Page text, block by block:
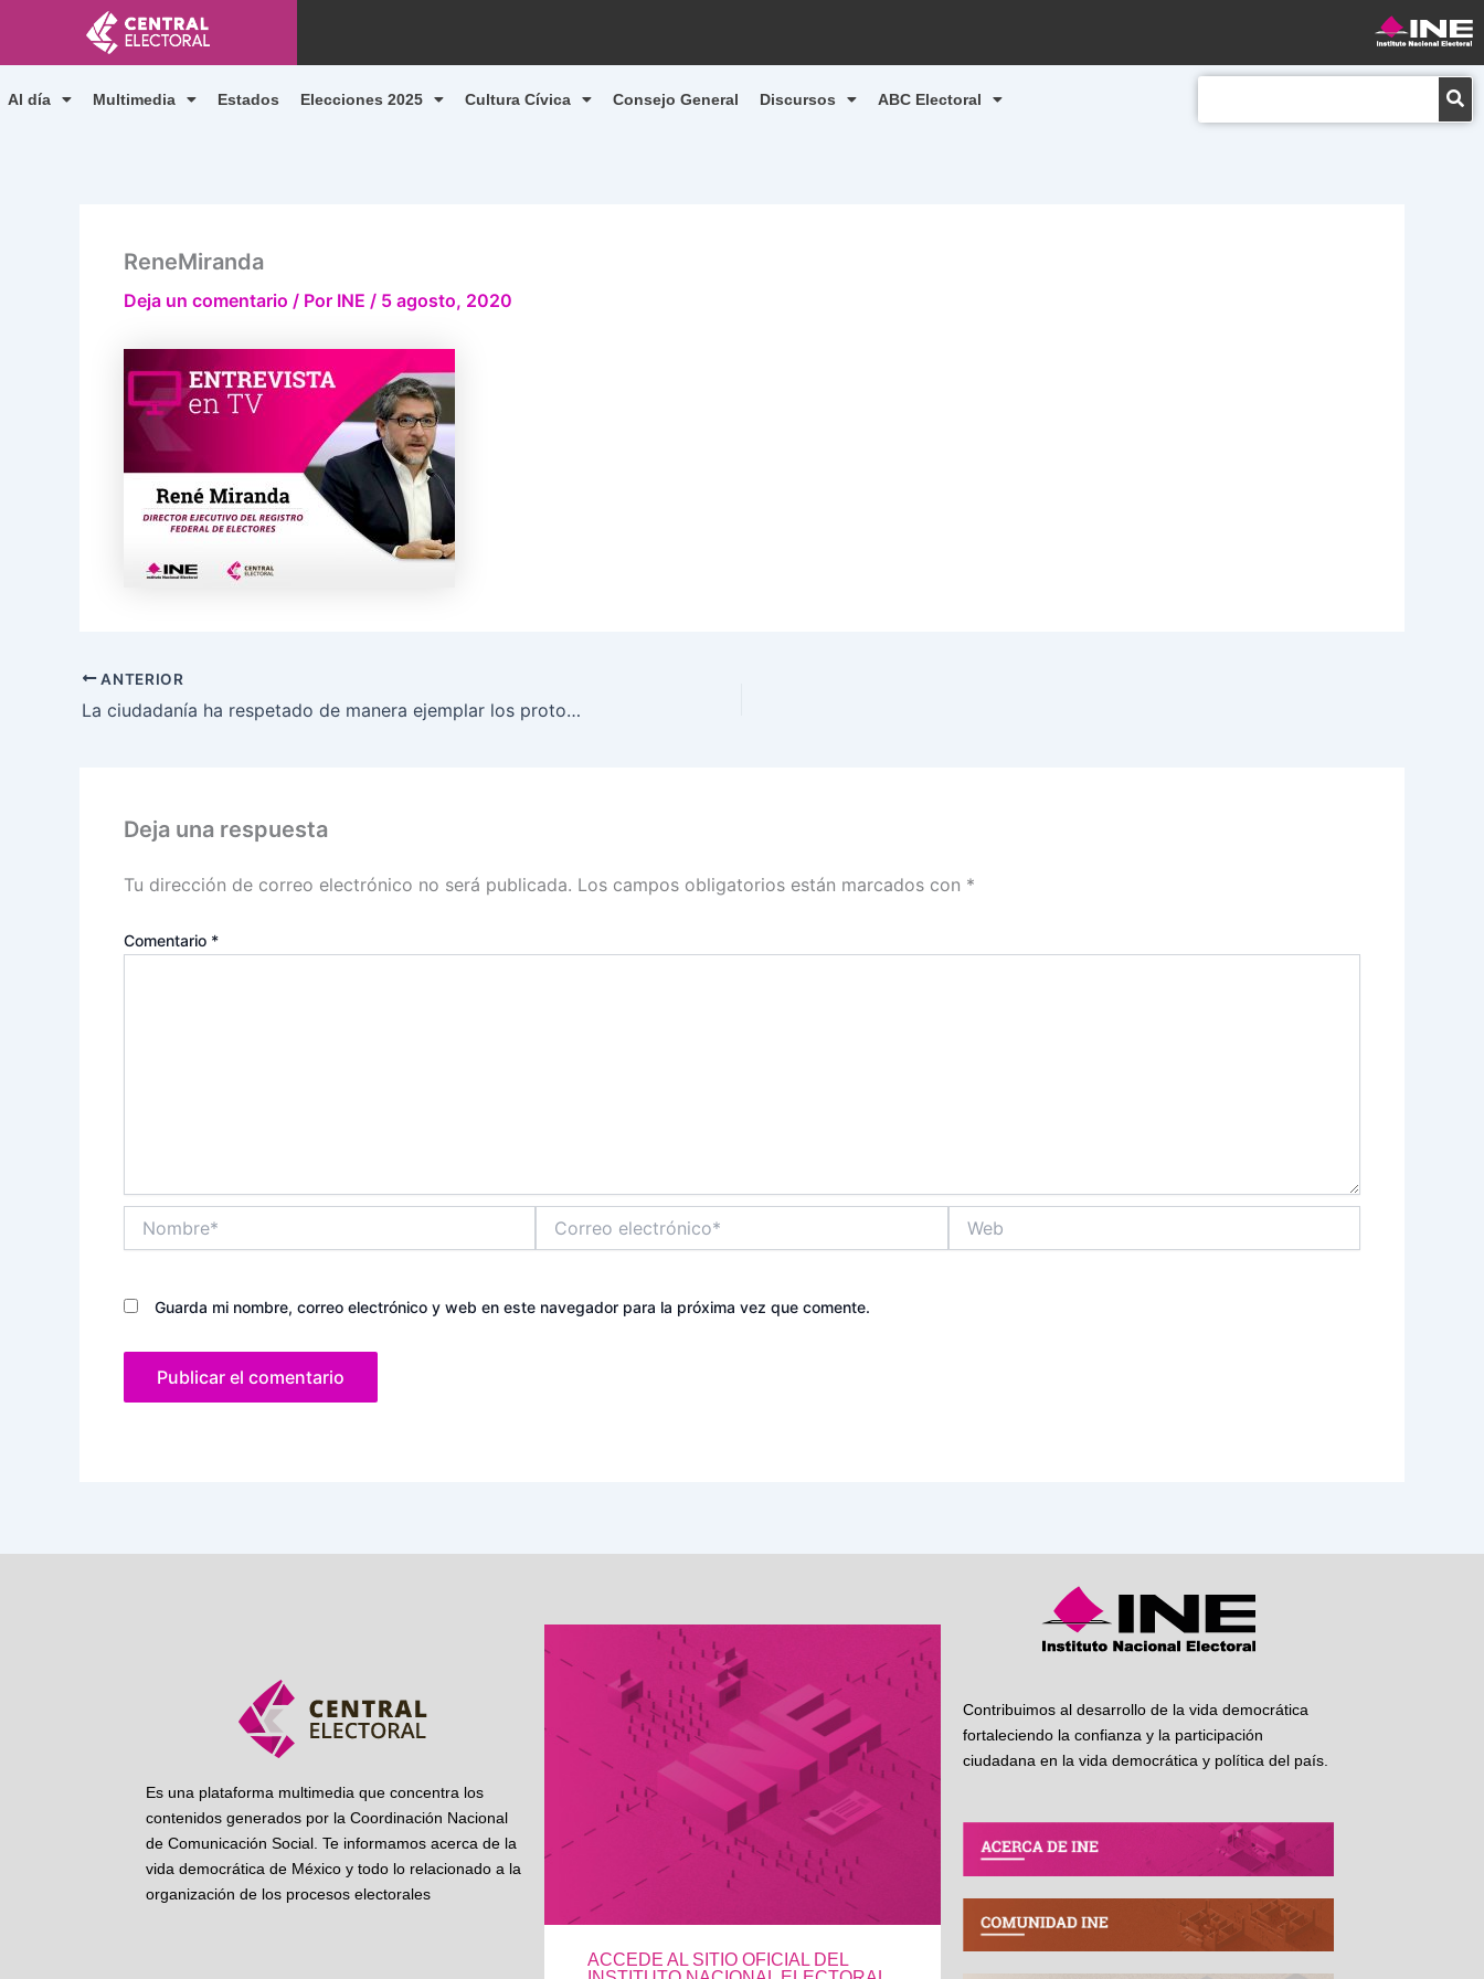
contenido
Al día Multimedia Estados Elecciones 2025 Cultura Cívica Consejo General Discursos ABC Electoral
ReneMiranda
Deja un comentario / Por INE / 5 agosto, 2020
ANTERIOR
La ciudadanía ha respetado de manera ejemplar los protocolos de sanidad: René Miranda
Deja una respuesta
Tu dirección de correo electrónico no será publicada. Los campos obligatorios están marcados con *
Comentario *
electrónico*
Guarda mi nombre, correo electrónico y web en este navegador para la próxima vez que comente.
Es una plataforma multimedia que concentra los
contenidos generados por la Coordinación Nacional
de Comunicación Social. Te informamos acerca de la
vida democrática de México y todo lo relacionado a la
organización de los procesos electorales
ACCEDE AL SITIO OFICIAL DEL
Contribuimos al desarrollo de la vida democrática
fortaleciendo la confianza y la participación
ciudadana en la vida democrática y política del país.